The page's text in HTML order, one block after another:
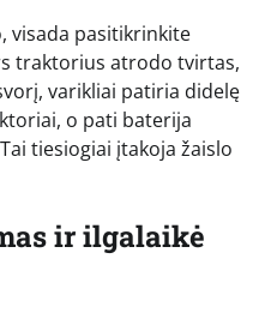
visada pasitikrinkite
traktorius atrodo tvirtas,
varikliai patiria didelę
o pati baterija
tiesiogiai įtakoja žaislo
ir ilgalaikė